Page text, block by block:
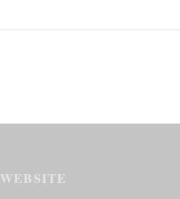
WEBSITE